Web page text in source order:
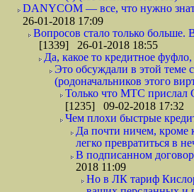
DANYCOM — все, что нужно
26-01-2018 17:09
Вопросов стало только
[1339] 26-01-2018 18:55
Да, какое то кредитное
Это обсуждали в этой теме
(родоначальников этого
Только что МТС прислал
[1235] 09-02-2018 17:32
Чем плохи быстрые
Да почти ничем, кроме
легко превратиться в
В подписанном
2018 11:09
Но в ЛК тариф